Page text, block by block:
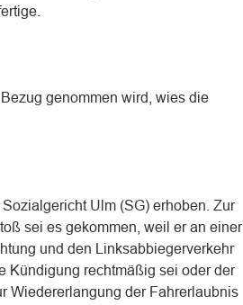
genommen wird, wies die
Ulm (SG) erhoben. Zur
sei es gekommen, weil er an einer
und den Linksabbiegerverkehr
Kündigung rechtmäßig sei oder der
Wiedererlangung der Fahrerlaubnis